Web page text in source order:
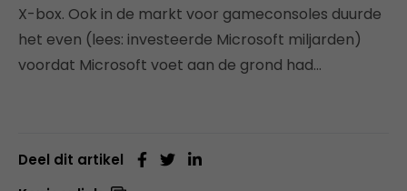
X-box. Ook in de markt voor gameconsoles duurde
het even (lees: investeerde Microsoft miljarden)
voordat Microsoft voet aan de grond had…
Deel dit artikel